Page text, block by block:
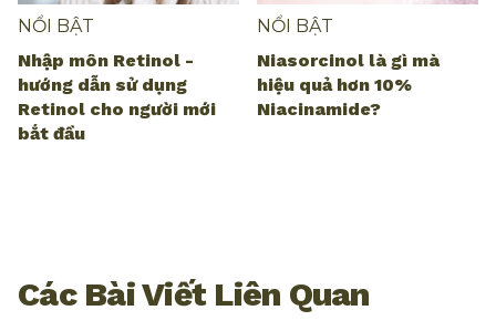
NỔI BẬT
Nhập môn Retinol -
hướng dẫn sử dụng
Retinol cho người mới
bắt đầu
NỔI BẬT
Niasorcinol là gì mà
hiệu quả hơn 10%
Niacinamide?
Các Bài Viết Liên Quan